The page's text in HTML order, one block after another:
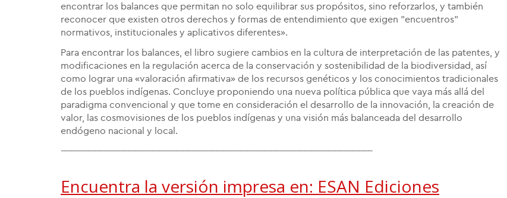
encontrar los balances que permitan no solo equilibrar sus propósitos, sino reforzarlos, y también
reconocer que existen otros derechos y formas de entendimiento que exigen "encuentros"
normativos, institucionales y aplicativos diferentes».
Para encontrar los balances, el libro sugiere cambios en la cultura de interpretación de las patentes, y
modificaciones en la regulación acerca de la conservación y sostenibilidad de la biodiversidad, así
como lograr una «valoración afirmativa» de los recursos genéticos y los conocimientos tradicionales
de los pueblos indígenas. Concluye proponiendo una nueva política pública que vaya más allá del
paradigma convencional y que tome en consideración el desarrollo de la innovación, la creación de
valor, las cosmovisiones de los pueblos indígenas y una visión más balanceada del desarrollo
endógeno nacional y local.
-----------------------------------------------------------------------------------------------------------------------------------
Encuentra la versión impresa en: ESAN Ediciones